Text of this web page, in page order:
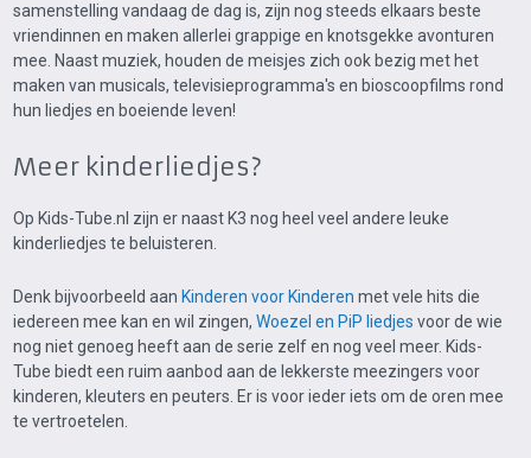
samenstelling vandaag de dag is, zijn nog steeds elkaars beste
vriendinnen en maken allerlei grappige en knotsgekke avonturen
mee. Naast muziek, houden de meisjes zich ook bezig met het
maken van musicals, televisieprogramma's en bioscoopfilms rond
hun liedjes en boeiende leven!
Meer kinderliedjes?
Op Kids-Tube.nl zijn er naast K3 nog heel veel andere leuke
kinderliedjes te beluisteren.
Denk bijvoorbeeld aan Kinderen voor Kinderen met vele hits die
iedereen mee kan en wil zingen,Woezel en PiP liedjes voor de wie
nog niet genoeg heeft aan de serie zelf en nog veel meer. Kids-
Tube biedt een ruim aanbod aan de lekkerste meezingers voor
kinderen, kleuters en peuters. Er is voor ieder iets om de oren mee
te vertroetelen.